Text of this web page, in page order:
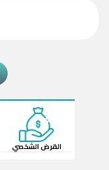
القرض الشخصي